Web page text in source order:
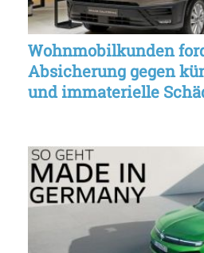
Wohnmobilkunden
Absicherung gegen
und immaterielle